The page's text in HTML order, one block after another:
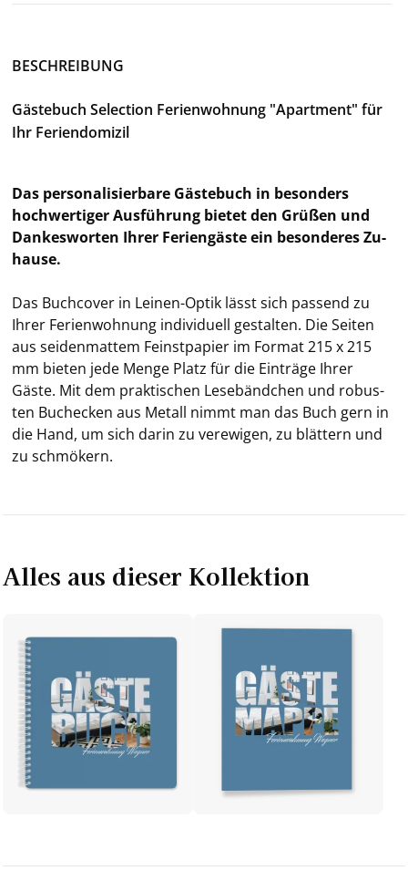
BE­SCHREI­BUNG
Gäs­te­buch Selec­tion Fe­ri­en­woh­nung "Apart­ment" für
Ihr Fe­ri­en­do­mi­zil
Das per­so­na­li­sier­ba­re Gäs­te­buch in be­son­ders
hoch­wer­ti­ger Aus­füh­rung bie­tet den Grü­ßen und
Dan­kes­wor­ten Ihrer Fe­ri­en­gäs­te ein be­son­de­res Zu­
hau­se.
Das Buch­co­ver in Leinen-​Optik lässt sich pas­send zu
Ihrer Fe­ri­en­woh­nung in­di­vi­du­ell ge­stal­ten. Die Sei­ten
aus sei­den­mat­tem Feinst­pa­pier im For­mat 215 x 215
mm bie­ten jede Menge Platz für die Ein­trä­ge Ihrer
Gäste. Mit dem prak­ti­schen Le­se­bänd­chen und ro­bus­
ten Buch­ecken aus Me­tall nimmt man das Buch gern in
die Hand, um sich darin zu ver­ewi­gen, zu blät­tern und
zu schmö­kern.
Alles aus dieser Kollektion